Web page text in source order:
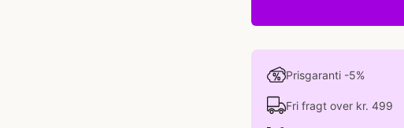
Prisgaranti -5%
Fri fragt over kr. 499